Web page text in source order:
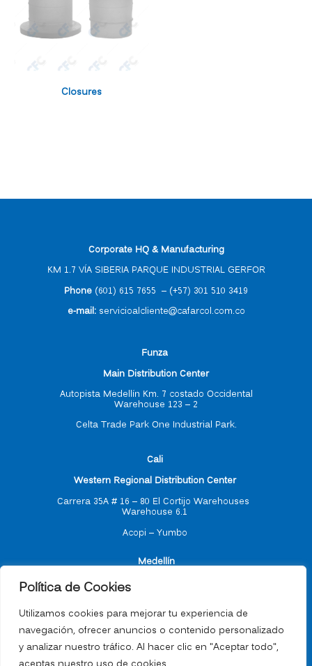
Política de Cookies
Utilizamos cookies para mejorar tu experiencia de
navegación, ofrecer anuncios o contenido personalizado
y analizar nuestro tráfico. Al hacer clic en "Aceptar todo",
Closures
Corporate HQ & Manufacturing
KM 1.7 VÍA SIBERIA PARQUE INDUSTRIAL GERFOR
Phone (601) 615 7655 – (+57) 301 510 3419
e-mail:servicioalcliente@cafarcol.com.co
Funza
Main Distribution Center
Autopista Medellín Km. 7 costado Occidental
Warehouse 123 – 2
Celta Trade Park One Industrial Park.
Cali
Western Regional Distribution Center
Carrera 35A # 16 – 80 El Cortijo Warehouses
Warehouse 6.1
Acopi – Yumbo
Medellín
Carrera 55 # 77 -17